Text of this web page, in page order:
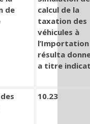
de
calcul de la
taxation des
véhicules à
l’Importation
résulta
a titre
10.23